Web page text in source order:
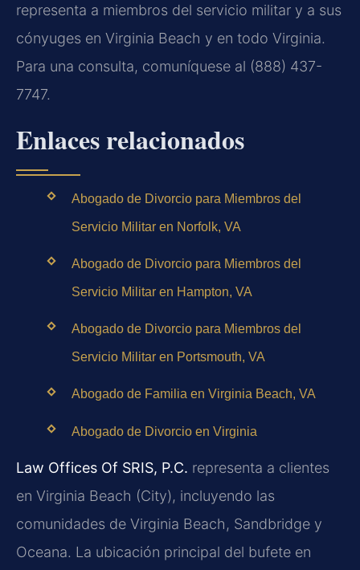
representa a miembros del servicio militar y a sus
cónyuges en Virginia Beach y en todo Virginia.
Para una consulta, comuníquese al (888) 437-
7747.
Enlaces relacionados
Abogado de Divorcio para Miembros del
Servicio Militar en Norfolk, VA
Abogado de Divorcio para Miembros del
Servicio Militar en Hampton, VA
Abogado de Divorcio para Miembros del
Servicio Militar en Portsmouth, VA
Abogado de Familia en Virginia Beach, VA
Abogado de Divorcio en Virginia
Law Offices Of SRIS, P.C. representa a clientes
en Virginia Beach (City), incluyendo las
comunidades de Virginia Beach, Sandbridge y
Oceana. La ubicación principal del bufete en